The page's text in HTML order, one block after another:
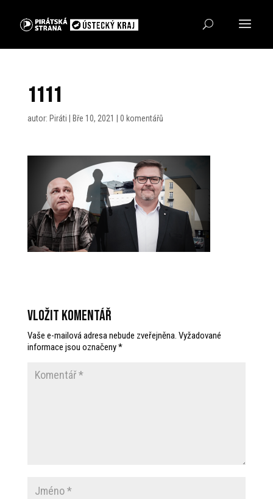
1111
autor: Piráti Bře 10, 2021 0 komentářů
Vložit komentář
Vaše e-mailová adresa nebude zveřejněna. Vyžadované
informace jsou označeny*